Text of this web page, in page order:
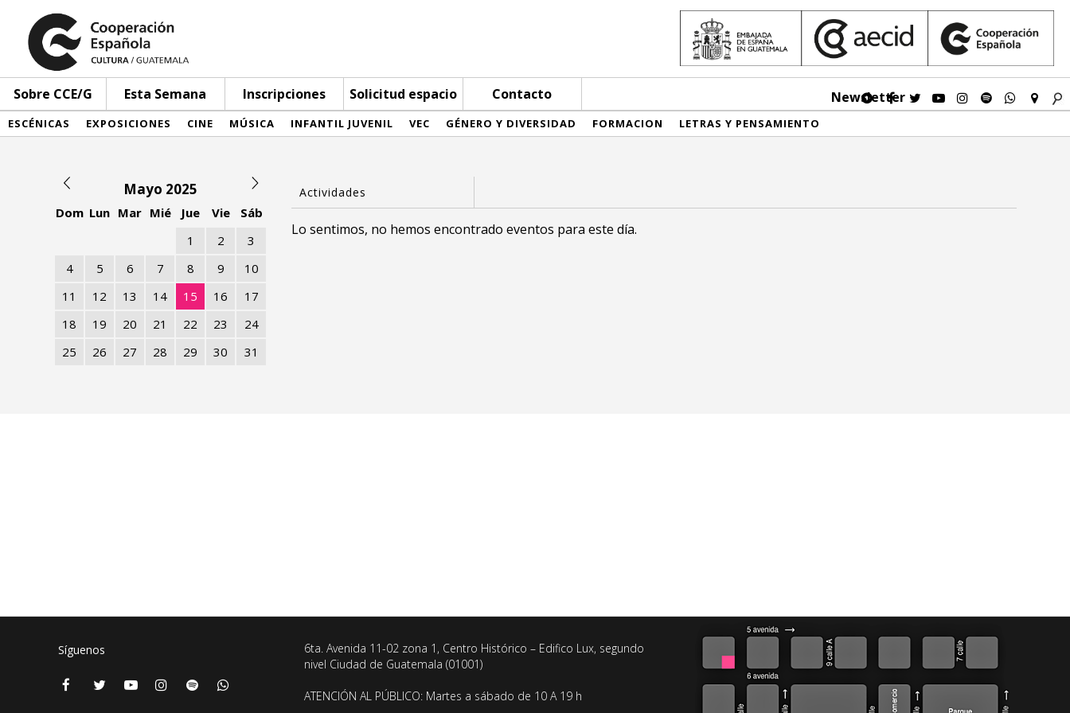
Sobre CCE/G Esta Semana Inscripciones Solicitud espacio Contacto Newsletter
ESCÉNICAS EXPOSICIONES CINE MÚSICA INFANTIL JUVENIL VEC GÉNERO Y DIVERSIDAD FORMACION LETRAS Y PENSAMIENTO
Mayo 2025
Dom Lun Mar Mié Jue Vie
Sáb
1
2
3
4
5 6 7 8 9
10
11
12 13 14 15 16
17
18
19 20 21 22 23
24
25
26 27 28 29 30 31
Lo sentimos, no hemos encontrado eventos para este día.
Síguenos
6ta. Avenida 11-02 zona 1, Centro Histórico – Edifico Lux, segundo
nivel Ciudad de Guatemala (01001)
ATENCIÓN AL PÚBLICO: Martes a sábado de 10 A 19 h